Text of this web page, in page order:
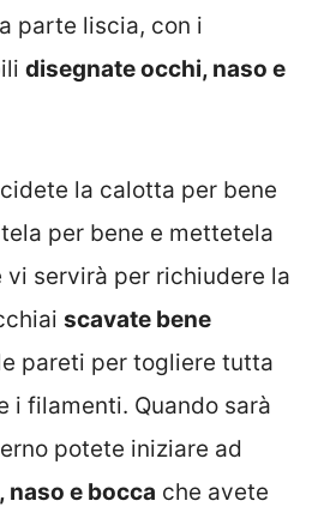
parte liscia, con i
disegnate occhi, naso e
la calotta per bene
per bene e mettetela
servirà per richiudere la
scavate bene
pareti per togliere tutta
i filamenti. Quando sarà
potete iniziare ad
e bocca che avete